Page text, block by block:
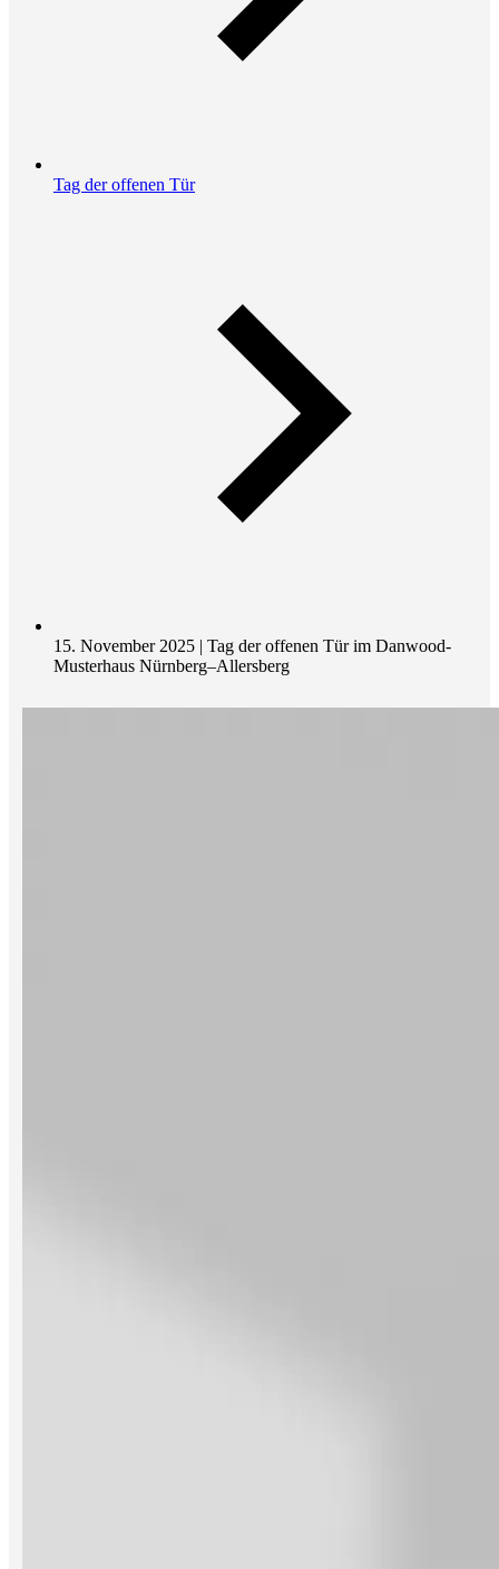
Tag der offenen Tür
15. November 2025 | Tag der offenen Tür im Danwood-
Musterhaus Nürnberg–Allersberg